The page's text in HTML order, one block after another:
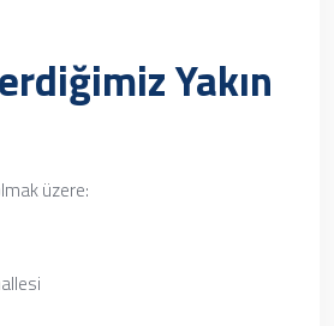
Yakın
üzere: